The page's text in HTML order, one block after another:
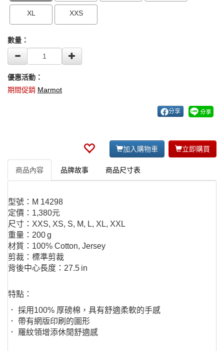
XL XXS
數量：
優惠活動：
期間促銷 Marmot
分享
加入購物車 立即購買
商品內容 品牌故事 商品尺寸表
型號：M 14298
定價：1,380元
尺寸：XXS, XS, S, M, L, XL, XXL
重量：200 g
材質：100% Cotton, Jersey
剪裁：標準剪裁
背後中心長度：27.5 in
特點：
． 採用100% 厚磅棉，具有舒適柔軟的手感
． 帶有網版印刷的圖形
． 羅紋領增添休閒舒適感